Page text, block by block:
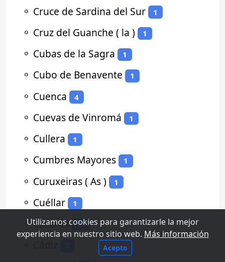
⚬ Cruce de Sardina del Sur 1
⚬ Cruz del Guanche ( la ) 1
⚬ Cubas de la Sagra 1
⚬ Cubo de Benavente 1
⚬ Cuenca 4
⚬ Cuevas de Vinromá 1
⚬ Cullera 1
⚬ Cumbres Mayores 1
⚬ Curuxeiras ( As ) 1
⚬ Cuéllar 1
⚬Cáceres 15
Utilizamos cookies para garantizarle la mejor
experiencia en nuestro sitio web. Más información
Acepto